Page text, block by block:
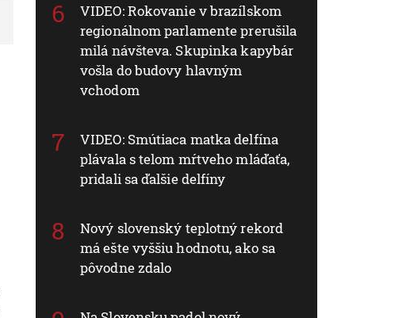
VIDEO: Rokovanie v brazílskom
regionálnom parlamente prerušila
milá návšteva. Skupinka kapybár
vošla do budovy hlavným
vchodom
VIDEO: Smútiaca matka delfína
plávala s telom mŕtveho mláďaťa,
pridali sa ďalšie delfíny
Nový slovenský teplotný rekord
má ešte vyššiu hodnotu, ako sa
pôvodne zdalo